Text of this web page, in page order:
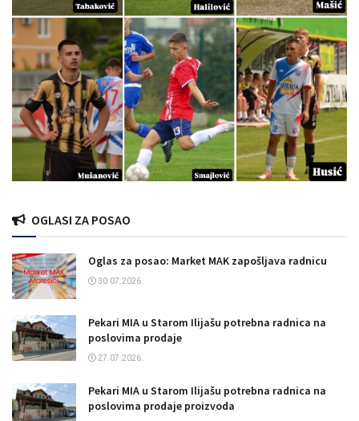
OGLASI ZA POSAO
Oglas za posao: Market MAK zapošljava radnicu
30.07.2026.
Pekari MIA u Starom Ilijašu potrebna radnica na
poslovima prodaje
27.07.2026.
Pekari MIA u Starom Ilijašu potrebna radnica na
poslovima prodaje proizvoda